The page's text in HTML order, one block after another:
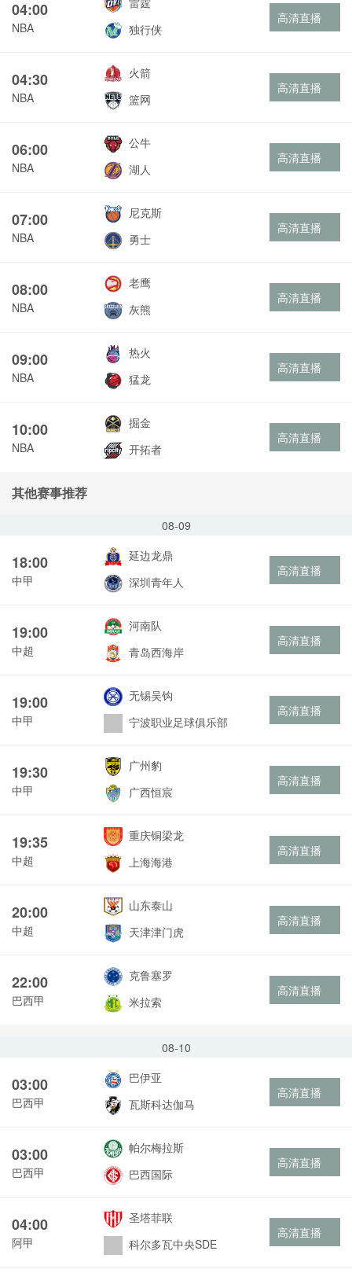
04:00
NBA
独行侠
高清直播
04:30
NBA
火箭
篮网
高清直播
06:00
NBA
公牛
湖人
高清直播
07:00
NBA
尼克斯
勇士
高清直播
08:00
NBA
老鹰
灰熊
高清直播
09:00
NBA
热火
猛龙
高清直播
10:00
NBA
掘金
开拓者
高清直播
其他赛事推荐
08-09
18:00
中甲
延边龙鼎
深圳青年人
高清直播
19:00
中超
河南队
青岛西海岸
高清直播
19:00
中甲
无锡吴钩
宁波职业足球俱乐部
高清直播
19:30
中甲
广州豹
广西恒宸
高清直播
19:35
中超
重庆铜梁龙
上海海港
高清直播
20:00
中超
山东泰山
天津津门虎
高清直播
22:00
巴西甲
克鲁塞罗
米拉索
高清直播
08-10
03:00
巴西甲
巴伊亚
瓦斯科达伽马
高清直播
03:00
巴西甲
帕尔梅拉斯
巴西国际
高清直播
04:00
阿甲
圣塔菲联
科尔多瓦中央SDE
高清直播